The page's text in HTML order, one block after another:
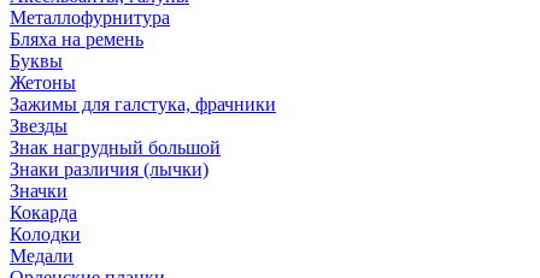
Металлофурнитура
Бляха на ремень
Буквы
Жетоны
Зажимы для галстука, фрачники
Звезды
Знак нагрудный большой
Знаки различия (лычки)
Значки
Кокарда
Колодки
Медали